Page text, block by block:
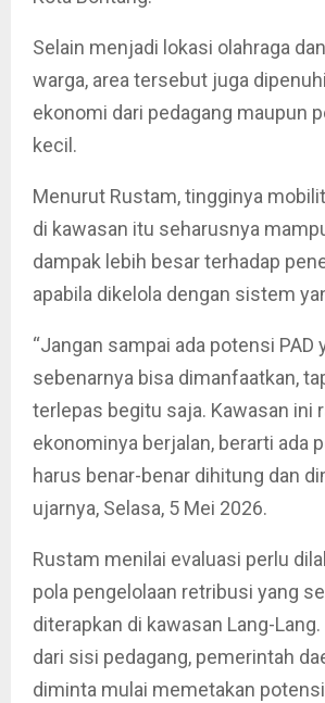
Selain menjadi lokasi olahraga
warga, area tersebut juga
ekonomi dari pedagang maupun
kecil.
Menurut Rustam, tingginya
di kawasan itu seharusnya
dampak lebih besar terhadap
apabila dikelola dengan sistem
“Jangan sampai ada potensi PAD
sebenarnya bisa dimanfaatkan,
terlepas begitu saja. Kawasan ini
ekonominya berjalan, berarti ada
harus benar-benar dihitung dan
ujarnya, Selasa, 5 Mei 2026.
Rustam menilai evaluasi perlu
pola pengelolaan retribusi yang
diterapkan di kawasan Lang-
dari sisi pedagang, pemerintah
diminta mulai memetakan